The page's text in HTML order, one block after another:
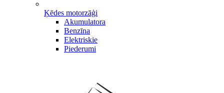
Ķēdes motorzāģi
Akumulatora
Benzīna
Elektriskie
Piederumi